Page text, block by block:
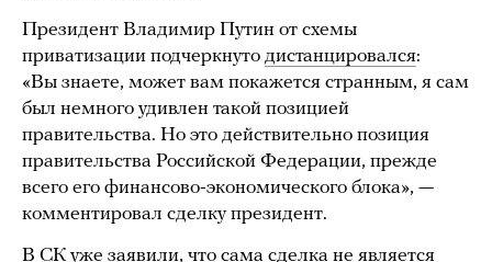
Президент Владимир Путин от схемы
приватизации подчеркнуто дистанцировался:
«Вы знаете, может вам покажется странным, я сам
был немного удивлен такой позицией
правительства. Но это действительно позиция
правительства Российской Федерации, прежде
всего его финансово-экономического блока», —
комментировал сделку президент.
В СК уже заявили, что сама сделка не является